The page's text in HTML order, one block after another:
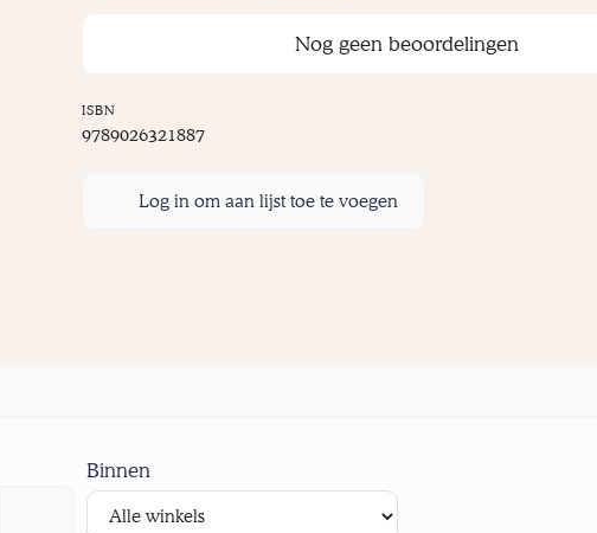
Nog geen beoordelingen
ISBN
9789026321887
Log in om aan lijst toe te voegen
Binnen